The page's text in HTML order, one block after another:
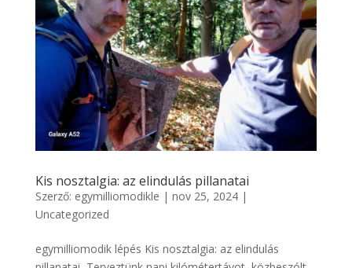
Kis nosztalgia: az elindulás pillanatai
Szerző: egymilliomodikle | nov 25, 2024|
Uncategorized
egymilliomodik lépés Kis nosztalgia: az elindulás